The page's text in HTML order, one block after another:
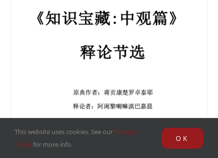
This website uses cookies. See our Privacy
Policyfor more info.
OK